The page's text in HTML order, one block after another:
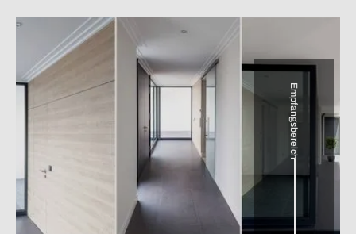
Empfangsbereich